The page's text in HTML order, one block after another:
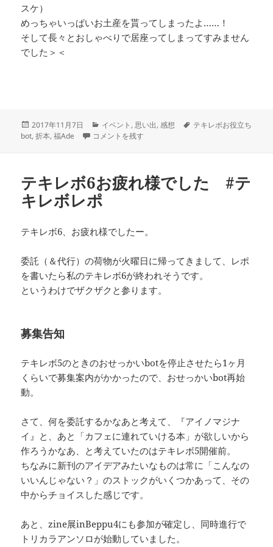
スケ）
めっちゃいっぱいお土産を貰ってしまったよ……！
そして長々とおしゃべりで居座ってしまってすみません
でした＞＜
投
稿
2017年11月7日
カ
テ
イベント ,思い出,感想
タ
テキレボお役立ち
bot,折本,福Ade 福Ade10いってきた に
コメントを残す
テキレボ6お疲れ様でした #テ
キレボレポ
テキレボ6、お疲れ様でしたー。
委託（＆代行）の荷物が火曜日に帰ってきまして、レポ
を書いたら私のテキレボ6が終われそうです。
というわけでザクザクと参ります。
募集告知
テキレボ5のときのおせっかいbotを停止させたら1ヶ月
くらいで募集案内がかかったので、おせっかいbot再始
動。
さて、何を委託するかなあと考えて、『アイノマジナ
イ』と、あと「カフェに連れていける本」が欲しいから
作ろうかなあ、と考えていたのはテキレボ5開催前。
ちなみに新刊のアイデアみたいなものは常に「こんなの
いいんじゃない？」のストックがいくつかあって、その
中からチョイスした感じです。
あと、zine展inBeppu4にも参加が確定し、同時進行で
トリカラアンソロが始動していました。